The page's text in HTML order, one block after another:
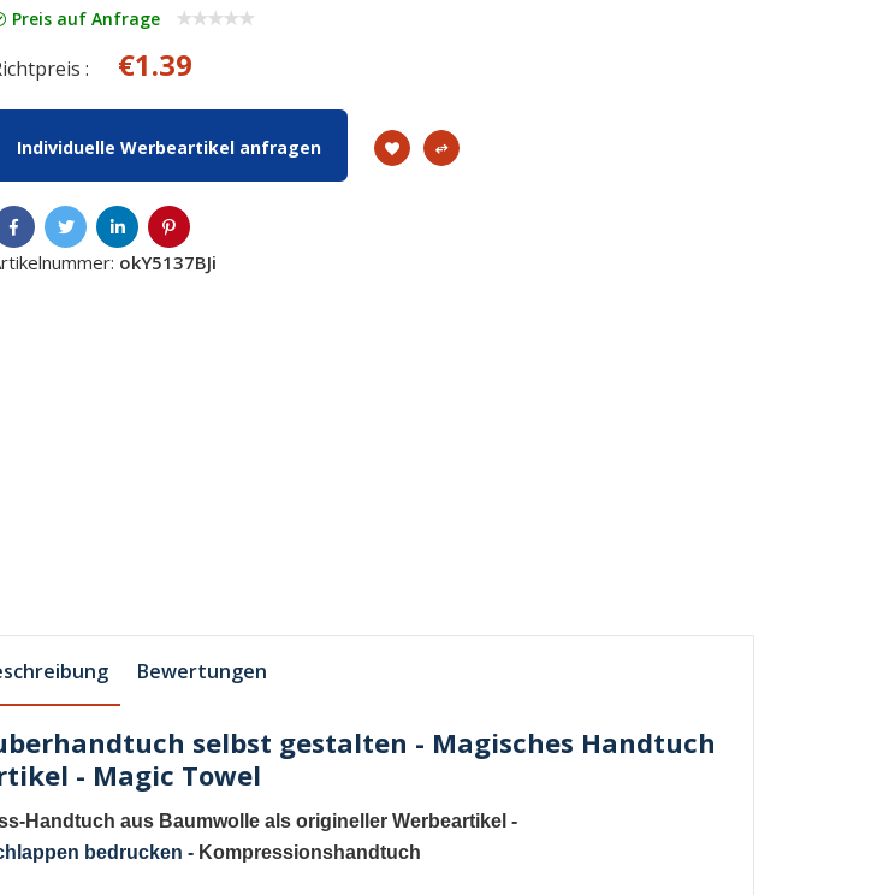
Preis auf Anfrage
: €1.39
Individuelle Werbeartikel anfragen
okY5137BJi
Bewertungen
selbst gestalten - Magisches Handtuch
- Magic Towel
Handtuch aus Baumwolle als origineller Werbeartikel -
bedrucken - Kompressionshandtuch